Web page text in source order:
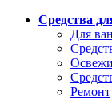
Средства
Для
Ремонт